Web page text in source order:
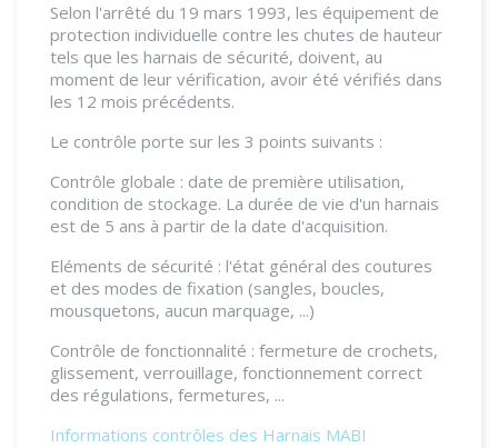
Selon l'arrêté du 19 mars 1993, les équipement de
protection individuelle contre les chutes de hauteur
tels que les harnais de sécurité, doivent, au
moment de leur vérification, avoir été vérifiés dans
les 12 mois précédents.
Le contrôle porte sur les 3 points suivants :
Contrôle globale : date de première utilisation,
condition de stockage. La durée de vie d'un harnais
est de 5 ans à partir de la date d'acquisition.
Eléments de sécurité : l'état général des coutures
et des modes de fixation (sangles, boucles,
mousquetons, aucun marquage, ...)
Contrôle de fonctionnalité : fermeture de crochets,
glissement, verrouillage, fonctionnement correct
des régulations, fermetures, ...
Informations contrôles des Harnais MABI